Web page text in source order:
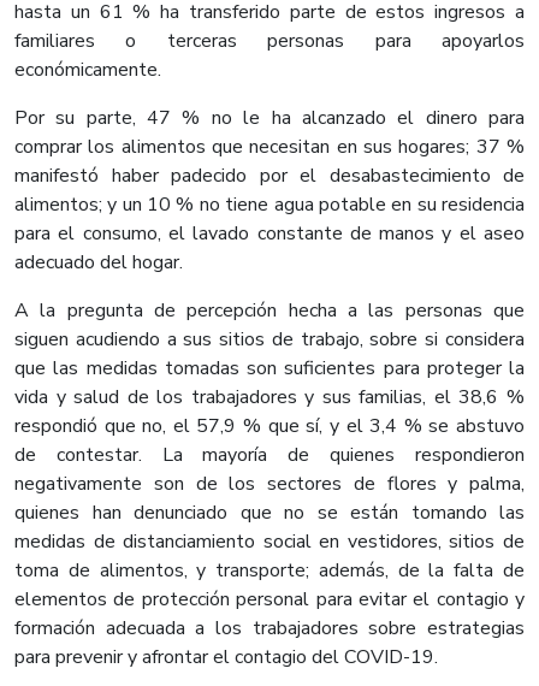
hasta un 61 % ha transferido parte de estos ingresos a
familiares o terceras personas para apoyarlos
económicamente.
Por su parte, 47 % no le ha alcanzado el dinero para
comprar los alimentos que necesitan en sus hogares; 37 %
manifestó haber padecido por el desabastecimiento de
alimentos; y un 10 % no tiene agua potable en su residencia
para el consumo, el lavado constante de manos y el aseo
adecuado del hogar.
A la pregunta de percepción hecha a las personas que
siguen acudiendo a sus sitios de trabajo, sobre si considera
que las medidas tomadas son suficientes para proteger la
vida y salud de los trabajadores y sus familias, el 38,6 %
respondió que no, el 57,9 % que sí, y el 3,4 % se abstuvo
de contestar. La mayoría de quienes respondieron
negativamente son de los sectores de flores y palma,
quienes han denunciado que no se están tomando las
medidas de distanciamiento social en vestidores, sitios de
toma de alimentos, y transporte; además, de la falta de
elementos de protección personal para evitar el contagio y
formación adecuada a los trabajadores sobre estrategias
para prevenir y afrontar el contagio del COVID-19.